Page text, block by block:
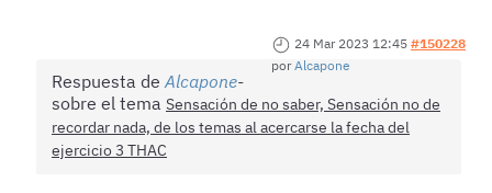
24 Mar 2023 12:45 #150228
porAlcapone
Respuesta de Alcapone
sobre el tema Sensación de no saber, Sensación no de
recordar nada, de los temas al acercarse la fecha del
ejercicio 3 THAC